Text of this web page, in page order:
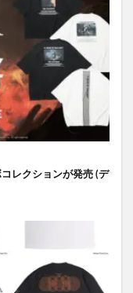
コレクションが発売 (デ